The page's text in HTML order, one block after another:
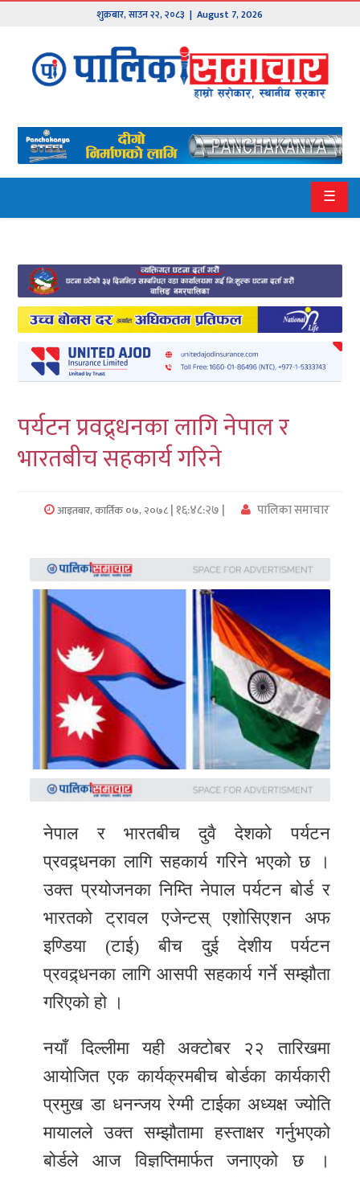
शुक्रबार,साउन२२,२०८३ | August 7, 2026
मुख्य
समाचार
हाम्रो
पालिका
१
२
बागमती
गण्डकी
कर्णाली
सुदुरपश्चिम
प्रदेश/
समाचार
अन्तरवार्ता
समाचार
भिडियो
समाचार
अन्य
समाचार
Preeti
unicode
स्थानीय
English
☰
पर्यटन प्रवद्र्धनका लागि नेपाल र
भारतबीच सहकार्य गरिने
आइतबार, कार्तिक ०७, २०७८| १६:४८:२७ | पालिका समाचार
नेपाल र भारतबीच दुवै देशको पर्यटन
प्रवद्र्धनका लागि सहकार्य गरिने भएको छ ।
उक्त प्रयोजनका निम्ति नेपाल पर्यटन बोर्ड र
भारतको ट्रावल एजेन्टस् एशोसिएशन अफ
इण्डिया (टाई) बीच दुई देशीय पर्यटन
प्रवद्र्धनका लागि आसपी सहकार्य गर्ने सम्झौता
गरिएको हो ।
नयाँ दिल्लीमा यही अक्टोबर २२ तारिखमा
आयोजित एक कार्यक्रमबीच बोर्डका कार्यकारी
प्रमुख डा धनन्जय रेग्मी टाईका अध्यक्ष ज्योति
मायालले उक्त सम्झौतामा हस्ताक्षर गर्नुभएको
बोर्डले आज विज्ञप्तिमार्फत जनाएको छ ।